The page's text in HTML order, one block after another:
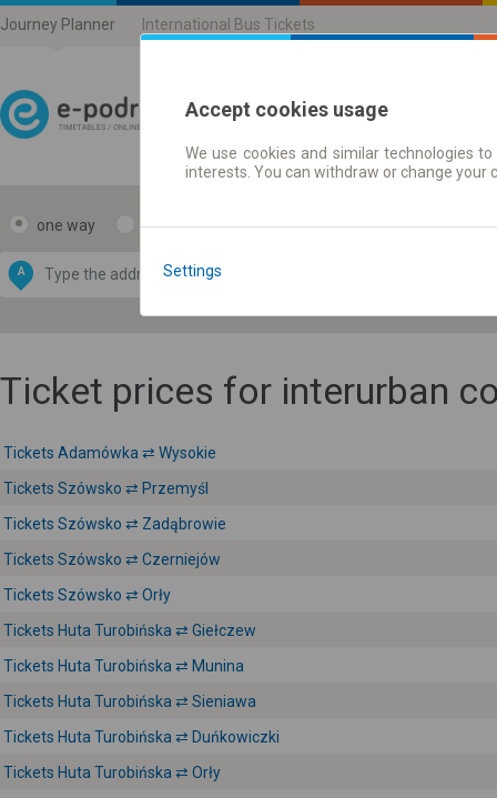
Journey Planner International Bus Tickets
Journey planner |
one way return
A
by
OpenStreetMap
Ticket prices for interurban
Tickets Adamówka ⇄ Wysokie
Tickets Szówsko ⇄ Przemyśl
Tickets Szówsko ⇄ Zadąbrowie
Tickets Szówsko ⇄ Czerniejów
Tickets Szówsko ⇄ Orły
Tickets Huta Turobińska ⇄ Giełczew
Tickets Huta Turobińska ⇄ Munina
Tickets Huta Turobińska ⇄ Sieniawa
Tickets Huta Turobińska ⇄ Duńkowiczki
Tickets Huta Turobińska ⇄ Orły
Accept cookies usage
We use cookies and similar technologies
interests. You can withdraw or change
Settings